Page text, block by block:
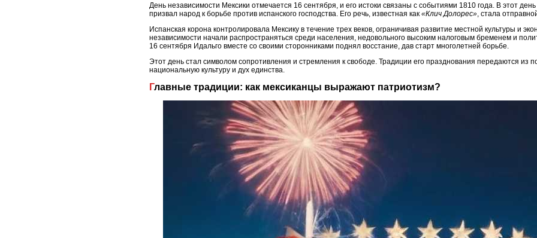
День независимости Мексики отмечается 16 сентября, и его истоки связаны с событиями 1810 года. В этот
призвал народ к борьбе против испанского господства. Его речь, известная как «Клич Долорес» , стала
Испанская корона контролировала Мексику в течение трех веков, ограничивая развитие местной культуры и
независимости начали распространяться среди населения, недовольного высоким налоговым бременем и
16 сентября Идальго вместе со своими сторонниками поднял восстание, дав старт многолетней борьбе.
Этот день стал символом сопротивления и стремления к свободе. Традиции его празднования передаются из
национальную культуру и дух единства.
Главные традиции: как мексиканцы выражают патриотизм?